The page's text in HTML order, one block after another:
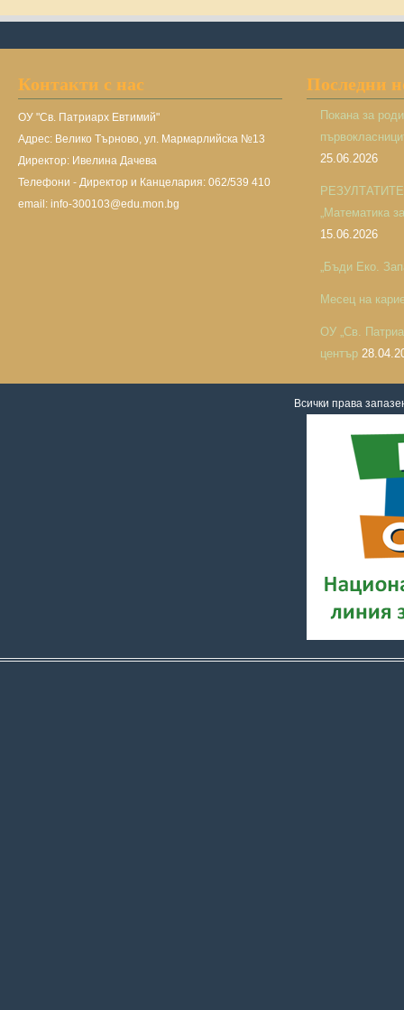
Контакти с нас
ОУ "Св. Патриарх Евтимий"
Адрес: Велико Търново, ул. Мармарлийска №13
Директор: Ивелина Дачева
Телефони - Директор и Канцелария: 062/539 410
email: info-300103@edu.mon.bg
Последни
Покана за
25.06.2026
РЕЗУЛТАТИТЕ
„Математика
15.06.2026
„Бъди Еко.
Месец на
ОУ „Св.
център
Всички права